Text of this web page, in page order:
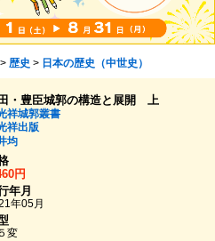
歴史 > 日本の歴史（中世史）
・豊臣城郭の構造と展開 上
祥城郭叢書
祥出版
均
円
年月
年05月
変